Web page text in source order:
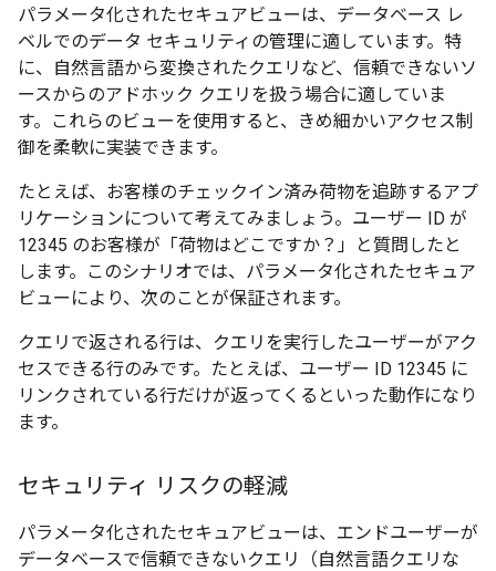
パラメータ化されたセキュアビューは、データベース レ
ベルでのデータ セキュリティの管理に適しています。特
に、自然言語から変換されたクエリなど、信頼できないソ
ースからのアドホック クエリを扱う場合に適していま
す。これらのビューを使用すると、きめ細かいアクセス制
御を柔軟に実装できます。
たとえば、お客様のチェックイン済み荷物を追跡するアプ
リケーションについて考えてみましょう。ユーザー ID が
12345 のお客様が「荷物はどこですか？」と質問したと
します。このシナリオでは、パラメータ化されたセキュア
ビューにより、次のことが保証されます。
クエリで返される行は、クエリを実行したユーザーがアク
セスできる行のみです。たとえば、ユーザー ID 12345 に
リンクされている行だけが返ってくるといった動作になり
ます。
セキュリティ リスクの軽減
パラメータ化されたセキュアビューは、エンドユーザーが
データベースで信頼できないクエリ（自然言語クエリな